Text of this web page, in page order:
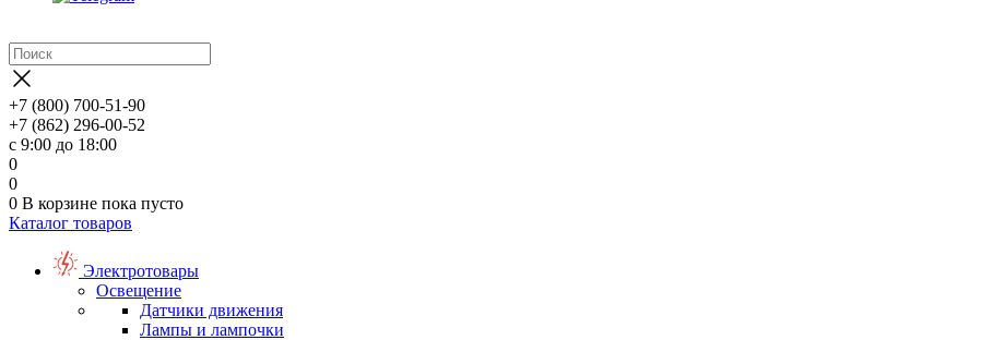
+7 (800) 700-51-90
+7 (862) 296-00-52
с 9:00 до 18:00
0
0
0 В корзине пока пусто
Каталог товаров
Электротовары
Освещение
Датчики движения
Лампы и лампочки